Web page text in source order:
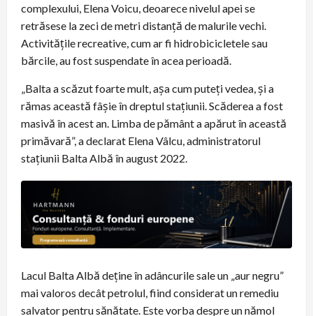
complexului, Elena Voicu, deoarece nivelul apei se
retrăsese la zeci de metri distanță de malurile vechi.
Activitățile recreative, cum ar fi hidrobicicletele sau
bărcile, au fost suspendate în acea perioadă.
„Balta a scăzut foarte mult, așa cum puteți vedea, și a
rămas această fâșie în dreptul stațiunii. Scăderea a fost
masivă în acest an. Limba de pământ a apărut în această
primăvară”, a declarat Elena Vâlcu, administratorul
stațiunii Balta Albă în august 2022.
Lacul Balta Albă deține în adâncurile sale un „aur negru”
mai valoros decât petrolul, fiind considerat un remediu
salvator pentru sănătate. Este vorba despre un nămol